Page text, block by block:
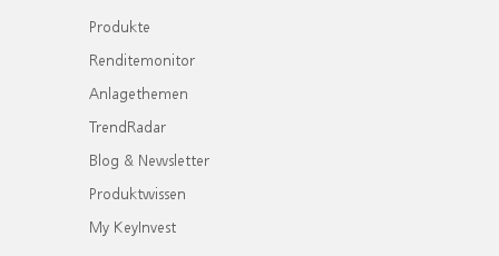
Produkte
Renditemonitor
Anlagethemen
TrendRadar
Blog & Newsletter
Produktwissen
My KeyInvest